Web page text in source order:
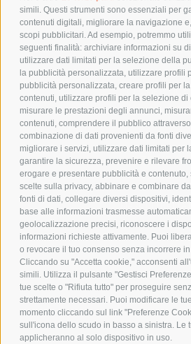
simili. Questi strumenti sono essenziali per
contenuti digitali, migliorare la navigazione
scopi pubblicitari. Ad esempio, potremmo
seguenti finalità: archiviare informazioni su
utilizzare dati limitati per la selezione della
la pubblicità personalizzata, utilizzare profili
pubblicità personalizzata, creare profili per
contenuti, utilizzare profili per la selezione
misurare le prestazioni degli annunci,
contenuti, comprendere il pubblico
combinazione di dati provenienti da fonti
migliorare i servizi, utilizzare dati limitati per
garantire la sicurezza, prevenire e rilevare
erogare e presentare pubblicità e
scelte sulla privacy, abbinare e combinare
fonti di dati, collegare diversi dispositivi,
base alle informazioni trasmesse
geolocalizzazione precisi, riconoscere i
informazioni richieste attivamente. Puoi
o revocare il tuo consenso senza incorrere
Cliccando su "Accetta cookie," acconsenti
simili. Utilizza il pulsante "Gestisci
tue scelte o "Rifiuta tutto" per proseguire
strettamente necessari. Puoi modificare le
momento cliccando sul link "Preferenze
sull'icona dello scudo in basso a sinistra. Le
applicheranno al solo dispositivo in uso.
POLICY
PRIVACY POLICY
COOKIE POLICY
PAGAMENTI
AZIENDA
CHI SIAMO
MARCHI
CONDOMINI